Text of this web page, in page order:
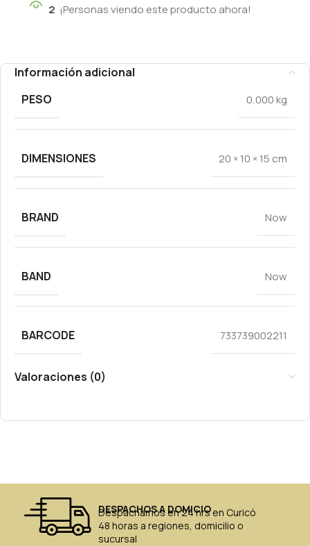
2 ¡Personas viendo este producto ahora!
Información adicional
PESO
0,000 kg
DIMENSIONES 20 × 10 × 15 cm
BRAND Now
BAND Now
BARCODE 733739002211
Valoraciones (0)
DESPACHOS A DOMICIO
Despachamos en 24 hrs en Curicó
48 horas a regiones, domicilio o
sucursal